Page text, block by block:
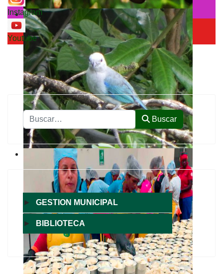
Instagram
Youtube
Buscar Buscar
► GESTION MUNICIPAL
► BIBLIOTECA